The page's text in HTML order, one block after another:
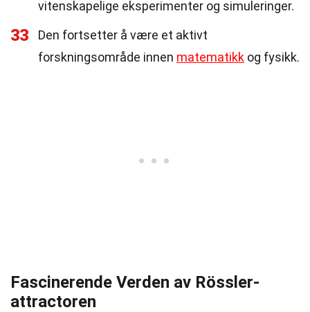
vitenskapelige eksperimenter og simuleringer.
33
Den fortsetter å være et aktivt
forskningsområde innen matematikk og fysikk.
Fascinerende Verden av Rössler-
attractoren